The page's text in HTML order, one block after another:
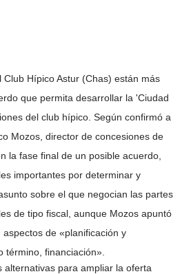
Club Hípico Astur (Chas) están más
que permita desarrollar la 'Ciudad
del club hípico. Según confirmó a
Mozos, director de concesiones de
la fase final de un posible acuerdo,
importantes por determinar y
sobre el que negocian las partes
de tipo fiscal, aunque Mozos apuntó
de «planificación y
término, financiación».
alternativas para ampliar la oferta